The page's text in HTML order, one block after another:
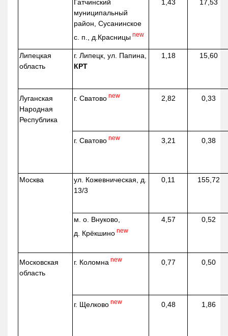
Гатчинский
муниципальный
район, Сусанинское
с. п., д.Красницы new
1,43 17,53
Липецкая
область
г. Липецк, ул. Папина,
КРТ
1,18 15,60
Луганская
Народная
Республика
г. Сватово new 2,82 0,33
г. Сватово new 3,21 0,38
Москва ул. Кожевническая , д.
13/3
0,11 155,72
м. о. Внуково,
д. Крёкшино new
4,57 0,52
Московская
область
г. Коломна new 0,77 0,50
г. Щелково new 0,48 1,86